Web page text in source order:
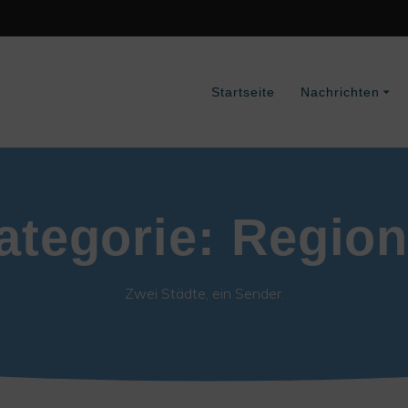
Startseite Nachrichten
Zwei Städte, ein Sender.